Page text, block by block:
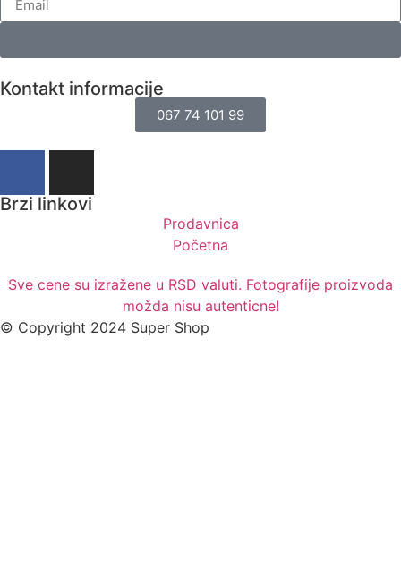
Kontakt informacije
067 74 101 99
Brzi linkovi
Prodavnica
Početna
Sve cene su izražene u RSD valuti. Fotografije proizvoda
možda nisu autenticne!
© Copyright 2024 Super Shop